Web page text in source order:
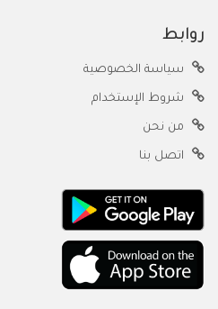
روابط
سياسة الخصوصية
شروط الإستخدام
من نحن
اتصل بنا